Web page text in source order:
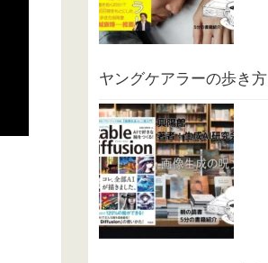
ヤングケアラーの歩き方